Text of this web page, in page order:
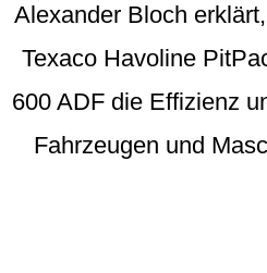
Alexander Bloch
Texaco Havoline
600 ADF die Effizienz
Fahrzeugen und